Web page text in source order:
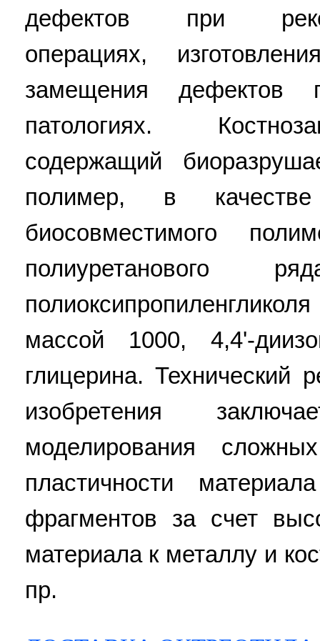
дефектов при
операциях,
замещения дефектов
патологиях.
содержащий
полимер, в качестве
биосовместимого
полиуретанового
массой 1000, 4,4'-
глицерина. Технический
изобретения
моделирования
пластичности
фрагментов за счет
материала к металлу и
пр.